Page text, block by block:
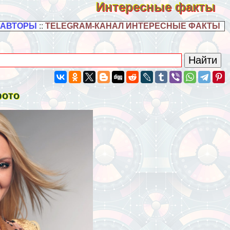
Интересные факты
:: TELEGRAM-КАНАЛ ИНТЕРЕСНЫЕ ФАКТЫ